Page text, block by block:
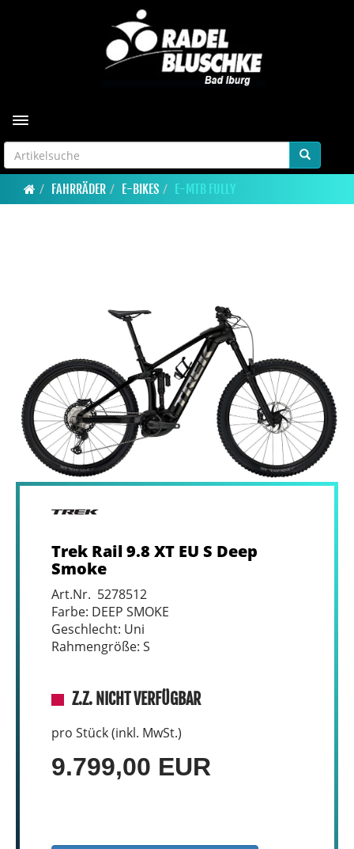
Toggle navigation
FAHRRÄDER E-BIKES E-MTB FULLY
Trek Rail 9.8 XT EU S Deep
Smoke
Art.Nr. 5278512
Farbe: DEEP SMOKE
Geschlecht: Uni
Rahmengröße: S
Z.Z. NICHT VERFÜGBAR
pro Stück (inkl. MwSt.)
9.799,00 EUR